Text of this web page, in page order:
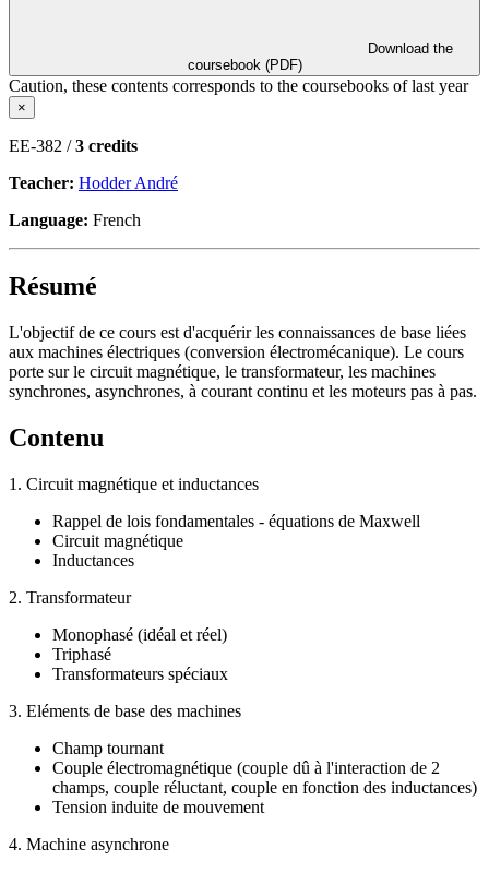
coursebook (PDF)
Caution, these contents corresponds to the coursebooks of last year
×
EE-382 /3 credits
Teacher: Hodder André
Language: French
Résumé
L'objectif de ce cours est d'acquérir les connaissances de base liées
aux machines électriques (conversion électromécanique). Le cours
porte sur le circuit magnétique, le transformateur, les machines
synchrones, asynchrones, à courant continu et les moteurs pas à pas.
Contenu
1. Circuit magnétique et inductances
Rappel de lois fondamentales - équations de Maxwell
Circuit magnétique
Inductances
2. Transformateur
Monophasé (idéal et réel)
Triphasé
Transformateurs spéciaux
3. Eléments de base des machines
Champ tournant
Couple électromagnétique (couple dû à l'interaction de 2
champs, couple réluctant, couple en fonction des inductances)
Tension induite de mouvement
4. Machine asynchrone